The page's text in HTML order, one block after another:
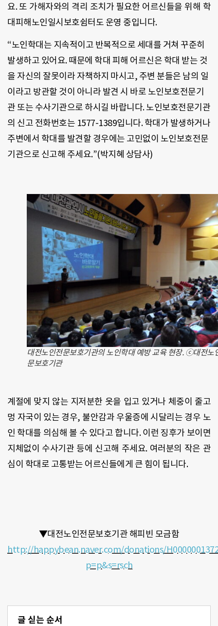
요.또 가해자와의 격리 조치가 필요한 어르신들을 위해 학
대피해노인일시보호쉼터도 운영 중입니다.
“노인학대는 지속적이고 반복적으로 세대를 거쳐 꾸준히
발생하고 있어요.때문에 학대 피해 어르신은 학대 받는 것
을 자신의 잘못이라 자책하지 마시고, 주변 분들은 남의 일
이라고 방관할 것이 아니라 발견 시 바로 노인보호전문기
관 또는 수사기관으로 하시길 바랍니다.노인보호전문기관
의 신고 전화번호는 1577-1389입니다.학대가 발생하거나
주변에서 학대를 발견할 경우에는 고민없이 노인보호전문
기관으로 신고해 주세요.”(박지혜 상담사)
대전노인전문보호기관의 노인학대 예방 교육 현장. ⓒ대전노
문보호기관
계절에 맞지 않는 지저분한 옷을 입고 있거나 체중이 줄고
멍 자국이 있는 경우, 불안감과 우울증에 시달리는 경우 노
인 학대를 의심해 볼 수 있다고 합니다.이런 징후가 보이면
지체없이 수사기관 등에 신고해 주세요. 여러분의 작은 관
심이 학대로 고통받는 어르신들에게 큰 힘이 됩니다.
▼대전노인전문보호기관 해피빈 모금함
http://happybean.naver.com/donations/
p=p&s=rsch
글 싣는 순서